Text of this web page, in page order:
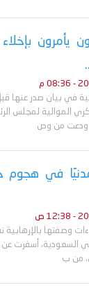
يأمرون
في بيان صدر عنها
الموالية لمجلس
ودعت من وص
/ إصابة 11 مدنيًا
وصفتها بالإرهابية
من ب